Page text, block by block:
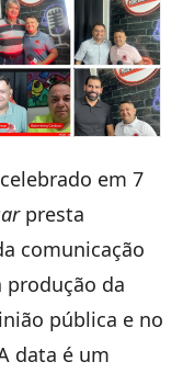
em 7
presta
comunicação
produção da
pública e no
data é um